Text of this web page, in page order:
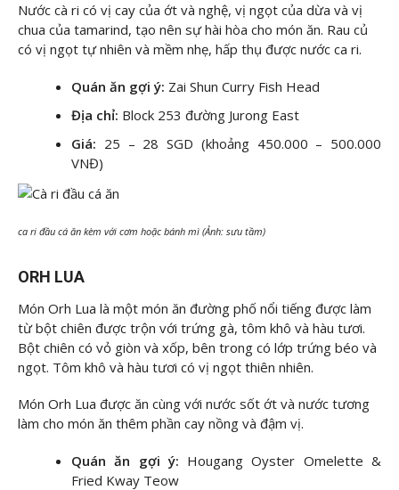
Nước cà ri có vị cay của ớt và nghệ, vị ngọt của dừa và vị
chua của tamarind, tạo nên sự hài hòa cho món ăn. Rau củ
có vị ngọt tự nhiên và mềm nhẹ, hấp thụ được nước ca ri.
Quán ăn gợi ý: Zai Shun Curry Fish Head
Địa chỉ: Block 253 đường Jurong East
Giá: 25 – 28 SGD (khoảng 450.000 – 500.000
VNĐ)
ca ri đầu cá ăn kèm với cơm hoặc bánh mì (Ảnh: sưu tầm)
ORH LUA
Món Orh Lua là một món ăn đường phố nổi tiếng được làm
từ bột chiên được trộn với trứng gà, tôm khô và hàu tươi.
Bột chiên có vỏ giòn và xốp, bên trong có lớp trứng béo và
ngọt. Tôm khô và hàu tươi có vị ngọt thiên nhiên.
Món Orh Lua được ăn cùng với nước sốt ớt và nước tương
làm cho món ăn thêm phần cay nồng và đậm vị.
Quán ăn gợi ý: Hougang Oyster Omelette &
Fried Kway Teow